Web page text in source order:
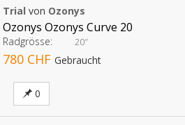
Trial von Ozonys
Ozonys Ozonys Curve 20
Radgrösse: 20″
780 CHF Gebraucht
0